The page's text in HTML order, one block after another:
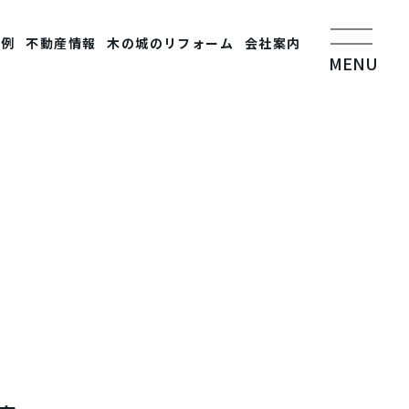
不動産情報 木の城のリフォーム 会社案内
MENU